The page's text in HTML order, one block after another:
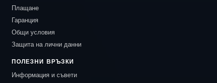
Плащане
Гаранция
Общи условия
Защита на лични данни
ПОЛЕЗНИ ВРЪЗКИ
Информация и съвети